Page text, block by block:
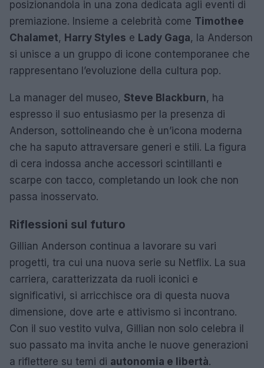
posizionandola in una zona dedicata agli eventi di
premiazione. Insieme a celebrità come Timothee
Chalamet, Harry Styles e Lady Gaga, la Anderson
si unisce a un gruppo di icone contemporanee che
rappresentano l’evoluzione della cultura pop.
La manager del museo, Steve Blackburn, ha
espresso il suo entusiasmo per la presenza di
Anderson, sottolineando che è un’icona moderna
che ha saputo attraversare generi e stili. La figura
di cera indossa anche accessori scintillanti e
scarpe con tacco, completando un look che non
passa inosservato.
Riflessioni sul futuro
Gillian Anderson continua a lavorare su vari
progetti, tra cui una nuova serie su Netflix. La sua
carriera, caratterizzata da ruoli iconici e
significativi, si arricchisce ora di questa nuova
dimensione, dove arte e attivismo si incontrano.
Con il suo vestito vulva, Gillian non solo celebra il
suo passato ma invita anche le nuove generazioni
a riflettere su temi di autonomia e libertà.